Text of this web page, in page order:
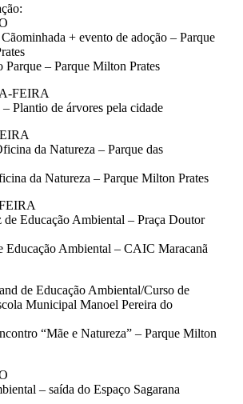
+ evento de adoção – Parque
Parque – Parque Milton Prates
FEIRA
Plantio de árvores pela cidade
da Natureza – Parque das
da Natureza – Parque Milton Prates
Educação Ambiental – Praça Doutor
Educação Ambiental – CAIC Maracanã
de Educação Ambiental/Curso de
Municipal Manoel Pereira do
“Mãe e Natureza” – Parque Milton
– saída do Espaço Sagarana